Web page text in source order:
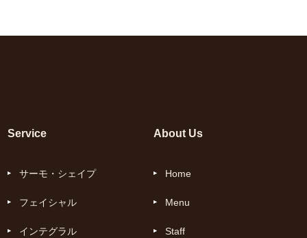
Service
サーモ・シェイプ
フェイシャル
インテグラル
About Us
Home
Menu
Staff